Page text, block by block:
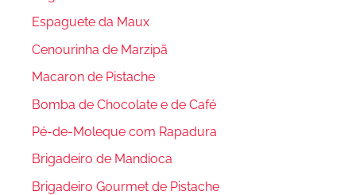
Espaguete da Maux
Cenourinha de Marzipã
Macaron de Pistache
Bomba de Chocolate e de Café
Pé-de-Moleque com Rapadura
Brigadeiro de Mandioca
Brigadeiro Gourmet de Pistache